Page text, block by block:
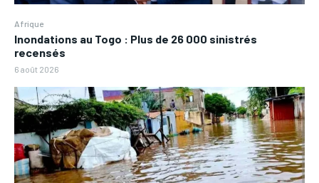
Afrique
Inondations au Togo : Plus de 26 000 sinistrés
recensés
6 août 2026